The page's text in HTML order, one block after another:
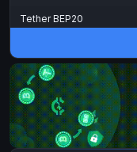
Tether BEP20
Toncoin
Dogecoin
TRX
Bitcoin Cash